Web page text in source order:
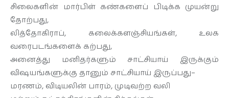
சிலைகளின் மார்பிள் கண்களைப் பிடிக்க முயன்று
தோற்பது,
லித்தோகிராப், கலைக்களஞ்சியங்கள், உலக
வரைபடங்களைக் கற்பது,
அனைத்து மனிதர்களும் சாட்சியாய் இருக்கும்
விஷயங்களுக்கு தானும் சாட்சியாய் இருப்பது–
மரணம், விடியலின் பாரம், முடிவற்ற வலி